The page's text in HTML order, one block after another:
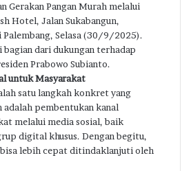
Gerakan Pangan Murah melalui
Hotel, Jalan Sukabangun,
Palembang, Selasa (30/9/2025).
bagian dari dukungan terhadap
Prabowo Subianto.
untuk Masyarakat
satu langkah konkret yang
pembentukan kanal
melalui media sosial, baik
digital khusus. Dengan begitu,
lebih cepat ditindaklanjuti oleh